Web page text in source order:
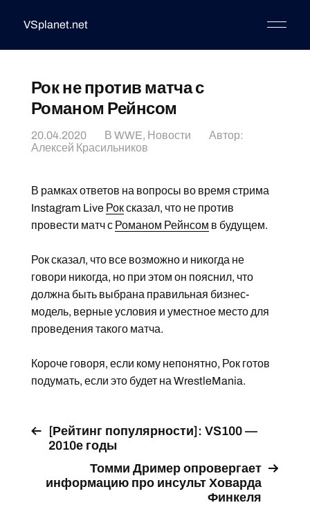
VSplanet.net
Рок не против матча с
Романом Рейнсом
20.04.2020 В WWE, Новости
Автор:
Алексей Красильников
В рамках ответов на вопросы во время стрима
Instagram Live Роксказал, что не против
провести матч с Романом Рейнсом в будущем.
Рок сказал, что все возможно и никогда не
говори никогда, но при этом он пояснил, что
должна быть выбрана правильная бизнес-
модель, верные условия и уместное место для
проведения такого матча.
Короче говоря, если кому непонятно, Рок готов
подумать, если это будет на WrestleMania.
[Рейтинг популярности]: VS100 —
2010е годы
Томми Дример опровергает
информацию про инсульт Ховарда
Финкеля